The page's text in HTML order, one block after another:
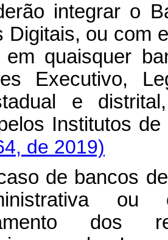
integrar o
Digitais, ou com
em quaisquer
Executivo,
e
Institutos
de 2019)
de bancos
dos